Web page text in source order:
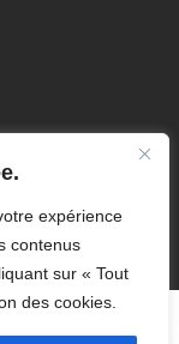
expérience
contenus
sur « Tout
des cookies.
par AS